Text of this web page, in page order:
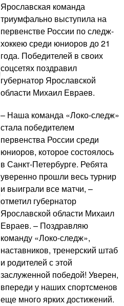
Ярославская команда
триумфально выступила на
первенстве России по следж-
хоккею среди юниоров до 21
года. Победителей в своих
соцсетях поздравил
губернатор Ярославской
области Михаил Евраев.
– Наша команда «Локо-следж»
стала победителем
первенства России среди
юниоров, которое состоялось
в Санкт-Петербурге. Ребята
уверенно прошли весь турнир
и выиграли все матчи, –
отметил губернатор
Ярославской области Михаил
Евраев. – Поздравляю
команду «Локо-следж»,
наставников, тренерский штаб
и родителей с этой
заслуженной победой! Уверен,
впереди у наших спортсменов
еще много ярких достижений.